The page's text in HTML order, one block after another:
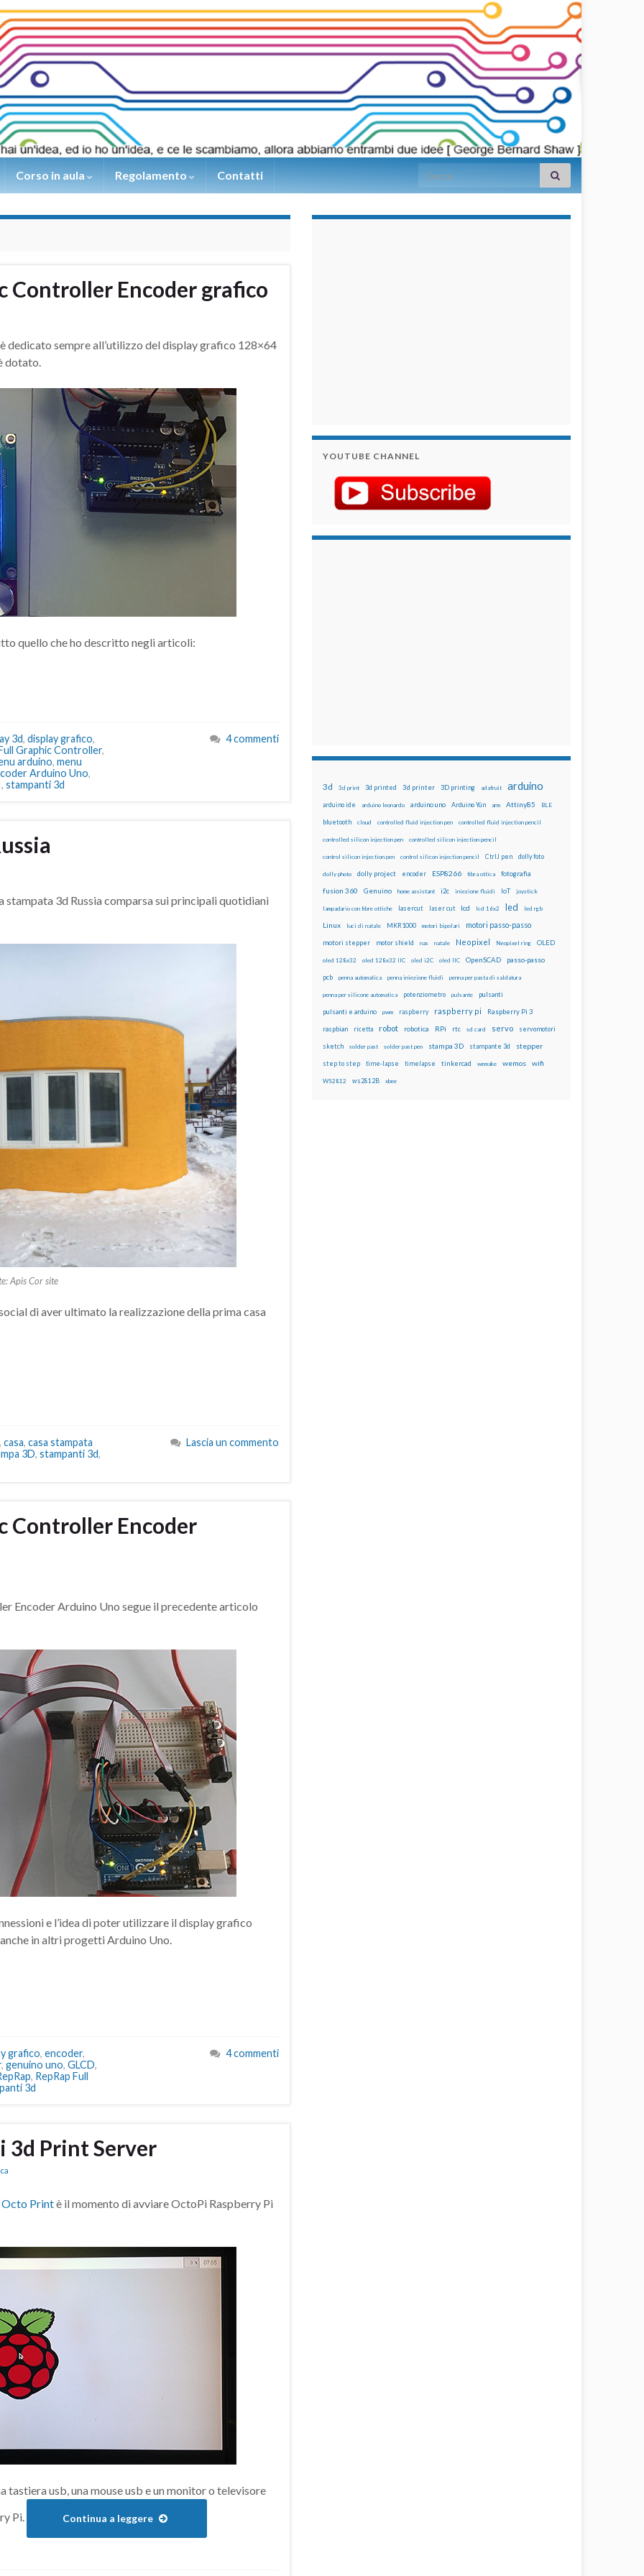
Corso in aula Regolamento Contatti Search for:
Controller Encoder grafico
dedicato sempre all’utilizzo del display grafico 128×64
dotato.
quello che ho descritto negli articoli:
3d, display grafico,
Graphic Controller,
arduino, menu
Arduino Uno,
, stampanti 3d
4 commenti
stampata 3d Russia comparsa sui principali quotidiani
Apis Cor site
di aver ultimato la realizzazione della prima casa
, casa, casa stampata
3D, stampanti 3d,
Lascia un commento
Controller Encoder
Encoder Arduino Uno segue il precedente articolo
e l’idea di poter utilizzare il display grafico
in altri progetti Arduino Uno.
grafico, encoder,
, genuino uno, GLCD,
, RepRap Full
3d
4 commenti
3d Print Server
Octo Printè il momento di avviare OctoPi Raspberry Pi
tastiera usb, una mouse usb e un monitor o televisore
Pi.
Continua a leggere
YOUTUBE CHANNEL
3d 3d print 3d printed 3d printer 3D printing adafruit arduino
arduino ide arduino leonardo arduino uno Arduino Yún arm Attiny85 BLE
bluetooth cloud controlled fluid injection pen controlled fluid injection pencil
controlled silicon injection pen controlled silicon injection pencil
control silicon injection pen control silicon injection pencil CtrlJ pen dolly foto
dolly photo dolly project encoder ESP8266 fibra ottica fotografia
fusion 360 Genuino home assistant i2c iniezione fluidi IoT joystick
lampadario con fibre ottiche lasercut laser cut lcd lcd 16x2 led led rgb
Linux luci di natale MKR1000 motori bipolari motori passo-passo
motori stepper motor shield nas natale Neopixel Neopixel ring OLED
oled 128x32 oled 128x32 IIC oled i2C oled IIC OpenSCAD passo-passo
pcb penna automatica penna iniezione fluidi penna per pasta di saldatura
penna per silicone automatica potenziometro pulsante pulsanti
pulsanti e arduino pwm raspberry raspberry pi Raspberry Pi 3
raspbian ricetta robot robotica RPi rtc sd card servo servomotori
sketch solder past solder past pen stampa 3D stampante 3d stepper
step to step time-lapse timelapse tinkercad wemake wemos wifi
WS2812 ws2812B xbee